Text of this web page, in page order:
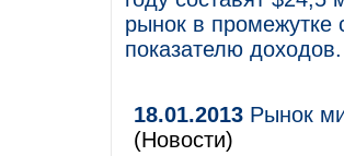
рынок в промежутке
показателю доходов.
18.01.2013 Рынок
(Новости)